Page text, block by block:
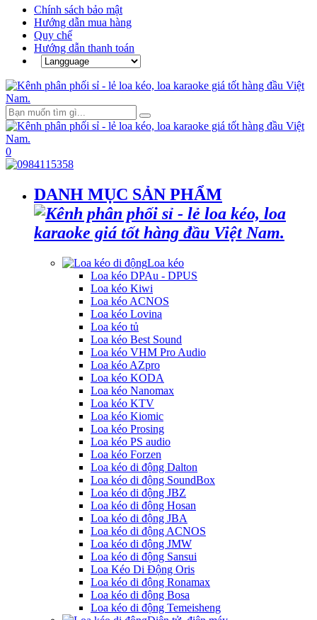
Chính sách bảo mật
Hướng dẫn mua hàng
Quy chế
Hướng dẫn thanh toán
0
DANH MỤC SẢN PHẨM
Loa kéo
Loa kéo DPAu - DPUS
Loa kéo Kiwi
Loa kéo ACNOS
Loa kéo Lovina
Loa kéo tủ
Loa kéo Best Sound
Loa kéo VHM Pro Audio
Loa kéo AZpro
Loa kéo KODA
Loa kéo Nanomax
Loa kéo KTV
Loa kéo Kiomic
Loa kéo Prosing
Loa kéo PS audio
Loa kéo Forzen
Loa kéo di động Dalton
Loa kéo di động SoundBox
Loa kéo di động JBZ
Loa kéo di động Hosan
Loa kéo di động JBA
Loa kéo di động ACNOS
Loa kéo di động JMW
Loa kéo di động Sansui
Loa Kéo Di Động Oris
Loa kéo di động Ronamax
Loa kéo di động Bosa
Loa kéo di động Temeisheng